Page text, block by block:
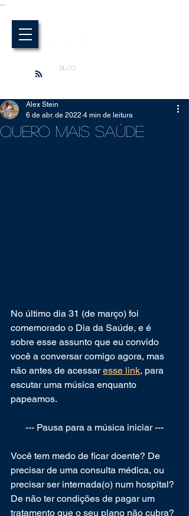
BLOG
Quero Mais Saúde
Alex Stein
6 de abr. de 2022 4 min de leitura
No último dia 31 (de março) foi
comemorado o Dia da Saúde, e é
sobre esse assunto que eu convido
você a conversar comigo agora, mas
não antes de acessar esse link, para
escutar uma música enquanto
papeamos.
--- Pausa para a música iniciar ---
Você tem medo de ficar doente? De
precisar de uma consulta médica, ou
precisar ser internada(o) num hospital?
De não ter condições de pagar um
tratamento que o seu plano não cubra?